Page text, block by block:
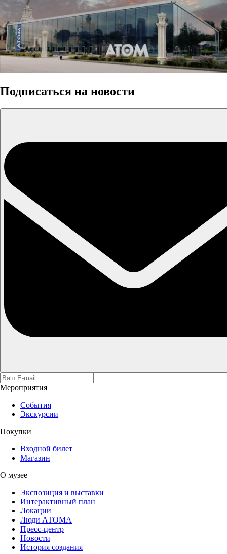
Подписаться на новости
Мероприятия
События
Экскурсии
Покупки
Входной билет
Магазин
О музее
Экспозиция и выставки
Интерактивный план
Локации
Люди АТОМА
Пресс-центр
Новости
История создания